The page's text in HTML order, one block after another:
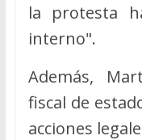
la protesta
interno".
Además,
fiscal de
acciones